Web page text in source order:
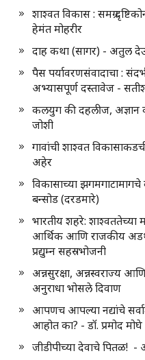
शाश्वत विकास : समग्र
हेमंत मोहरीर
दाह कथा (सागर) - अतुल
पैस पर्यावरणसंवादाचा :
अभ्यासपूर्ण दस्तावेज -
कलयुग की दहलीज, अज्ञान
जोशी
गावांची शाश्वत
अहेर
विकासाच्या
बन्सोड (दरडमारे)
भारतीय शहरे: शाश्वततेच्या
आर्थिक आणि राजकीय
प्रद्युम्न सहस्रभोजनी
अन्नसुरक्षा, अन्नस्वराज्य
अनुराधा भोसले दिवाण
आपणच आपल्या नद्यांचे
आहोत का? - डॉ. प्रमोद मोघे
जीडीपीच्या देवाचे पितळ!